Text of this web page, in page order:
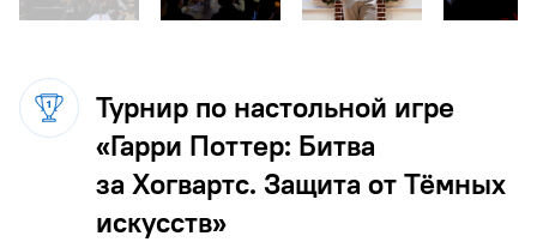
Турнир по настольной игре
«Гарри Поттер: Битва
за Хогвартс. Защита от Тёмных
искусств»